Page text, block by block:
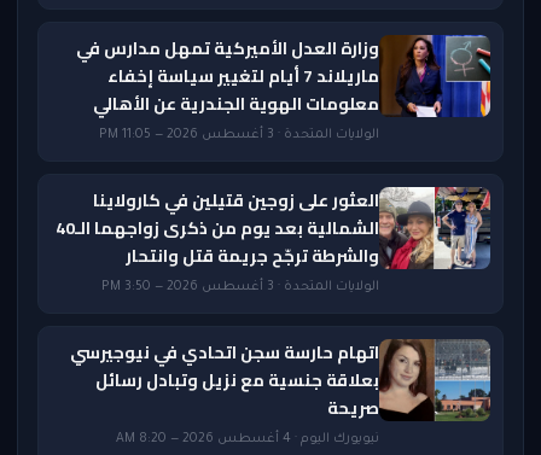
وزارة العدل الأميركية تمهل مدارس في
ماريلاند 7 أيام لتغيير سياسة إخفاء
معلومات الهوية الجندرية عن الأهالي
الولايات المتحدة · 3 أغسطس 2026 — 11:05 PM
العثور على زوجين قتيلين في كارولاينا
الشمالية بعد يوم من ذكرى زواجهما الـ40
والشرطة ترجّح جريمة قتل وانتحار
الولايات المتحدة · 3 أغسطس 2026 — 3:50 PM
اتهام حارسة سجن اتحادي في نيوجيرسي
بعلاقة جنسية مع نزيل وتبادل رسائل
صريحة
نيويورك اليوم · 4 أغسطس 2026 — 8:20 AM